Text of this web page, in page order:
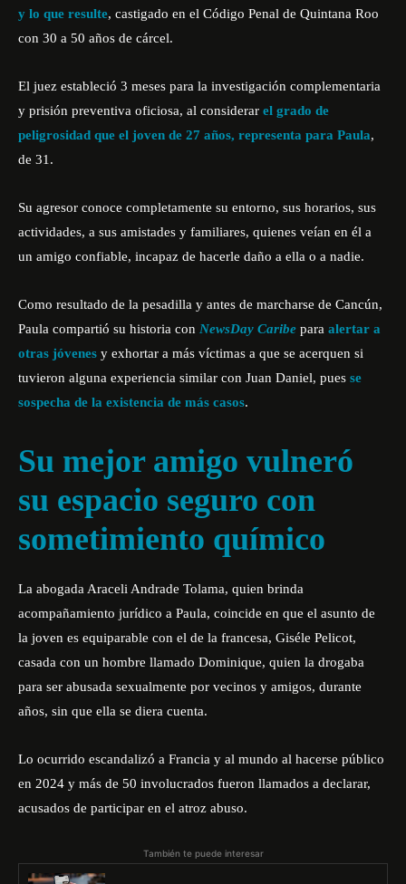
y lo que resulte, castigado en el Código Penal de Quintana Roo
con 30 a 50 años de cárcel.
El juez estableció 3 meses para la investigación complementaria
y prisión preventiva oficiosa, al considerar el grado de
peligrosidad que el joven de 27 años, representa para Paula,
de 31.
Su agresor conoce completamente su entorno, sus horarios, sus
actividades, a sus amistades y familiares, quienes veían en él a
un amigo confiable, incapaz de hacerle daño a ella o a nadie.
Como resultado de la pesadilla y antes de marcharse de Cancún,
Paula compartió su historia con NewsDay Caribe para alertar a
otras jóvenes y exhortar a más víctimas a que se acerquen si
tuvieron alguna experiencia similar con Juan Daniel, pues se
sospecha de la existencia de más casos.
Su mejor amigo vulneró
su espacio seguro con
sometimiento químico
La abogada Araceli Andrade Tolama, quien brinda
acompañamiento jurídico a Paula, coincide en que el asunto de
la joven es equiparable con el de la francesa, Giséle Pelicot,
casada con un hombre llamado Dominique, quien la drogaba
para ser abusada sexualmente por vecinos y amigos, durante
años, sin que ella se diera cuenta.
Lo ocurrido escandalizó a Francia y al mundo al hacerse público
en 2024 y más de 50 involucrados fueron llamados a declarar,
acusados de participar en el atroz abuso.
También te puede interesar